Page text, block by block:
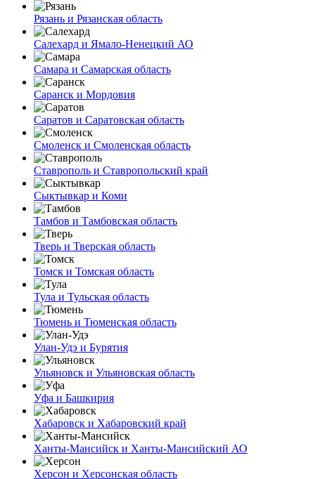
Рязань и Рязанская область
Салехард и Ямало-Ненецкий АО
Самара и Самарская область
Саранск и Мордовия
Саратов и Саратовская область
Смоленск и Смоленская область
Ставрополь и Ставропольский край
Сыктывкар и Коми
Тамбов и Тамбовская область
Тверь и Тверская область
Томск и Томская область
Тула и Тульская область
Тюмень и Тюменская область
Улан-Удэ и Бурятия
Ульяновск и Ульяновская область
Уфа и Башкирия
Хабаровск и Хабаровский край
Ханты-Мансийск и Ханты-Мансийский АО
Херсон и Херсонская область